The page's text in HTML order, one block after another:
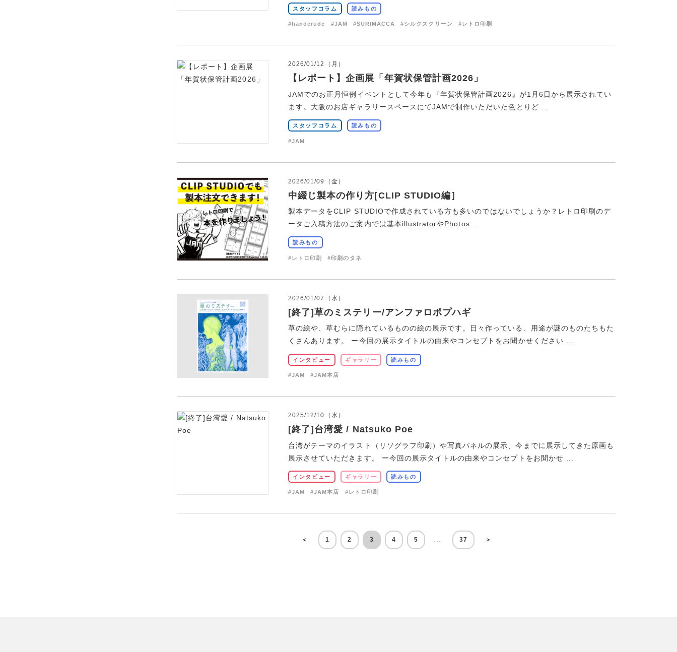
スタッフコラム 読みもの
#handerude #JAM #SURIMACCA #シルクスクリーン #レトロ印刷
2026/01/12（月）
【レポート】企画展「年賀状保管計画2026」
JAMでのお正月恒例イベントとして今年も『年賀状保管計画2026』が1月6日から展示されてい
ます。大阪のお店ギャラリースペースにてJAMで制作いただいた色とりど ...
スタッフコラム 読みもの
#JAM
2026/01/09（金）
中綴じ製本の作り方[CLIP STUDIO編］
製本データをCLIP STUDIOで作成されている方も多いのではないでしょうか？レトロ印刷のデ
ータご入稿方法のご案内では基本illustratorやPhotos ...
読みもの
#レトロ印刷 #印刷のタネ
2026/01/07（水）
[終了]草のミステリー/アンファロポプハギ
草の絵や、草むらに隠れているものの絵の展示です。日々作っている、用途が謎のものたちもた
くさんあります。 ー今回の展示タイトルの由来やコンセプトをお聞かせください ...
インタビュー ギャラリー 読みもの
#JAM #JAM本店
2025/12/10（水）
[終了]台湾愛 / Natsuko Poe
台湾がテーマのイラスト（リソグラフ印刷）や写真パネルの展示、今までに展示してきた原画も
展示させていただきます。 ー今回の展示タイトルの由来やコンセプトをお聞かせ ...
インタビュー ギャラリー 読みもの
#JAM #JAM本店 #レトロ印刷
＜ 1 2 3 4 5 ... 37 ＞